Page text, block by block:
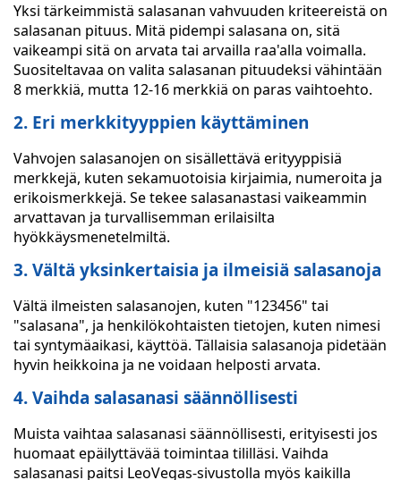
Yksi tärkeimmistä salasanan vahvuuden kriteereistä on
salasanan pituus. Mitä pidempi salasana on, sitä
vaikeampi sitä on arvata tai arvailla raa'alla voimalla.
Suositeltavaa on valita salasanan pituudeksi vähintään
8 merkkiä, mutta 12-16 merkkiä on paras vaihtoehto.
2. Eri merkkityyppien käyttäminen
Vahvojen salasanojen on sisällettävä erityyppisiä
merkkejä, kuten sekamuotoisia kirjaimia, numeroita ja
erikoismerkkejä. Se tekee salasanastasi vaikeammin
arvattavan ja turvallisemman erilaisilta
hyökkäysmenetelmiltä.
3. Vältä yksinkertaisia ja ilmeisiä salasanoja
Vältä ilmeisten salasanojen, kuten "123456" tai
"salasana", ja henkilökohtaisten tietojen, kuten nimesi
tai syntymäaikasi, käyttöä. Tällaisia salasanoja pidetään
hyvin heikkoina ja ne voidaan helposti arvata.
4. Vaihda salasanasi säännöllisesti
Muista vaihtaa salasanasi säännöllisesti, erityisesti jos
huomaat epäilyttävää toimintaa tililläsi. Vaihda
salasanasi paitsi LeoVegas-sivustolla myös kaikilla